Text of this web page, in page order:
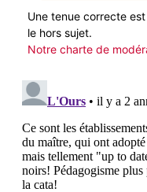
Une tenue correcte
le hors sujet.
Notre charte de